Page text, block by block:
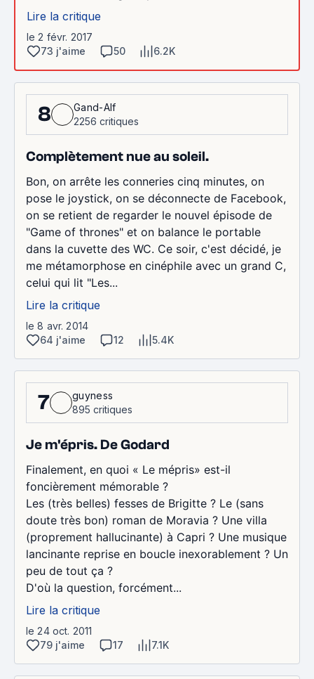
Lire la critique
le 2 févr. 2017
73 j'aime
50 6.2K
8
Gand-Alf
2256 critiques
Complètement nue au soleil.
Bon, on arrête les conneries cinq minutes, on
pose le joystick, on se déconnecte de Facebook,
on se retient de regarder le nouvel épisode de
"Game of thrones" et on balance le portable
dans la cuvette des WC. Ce soir, c'est décidé, je
me métamorphose en cinéphile avec un grand C,
celui qui lit "Les...
Lire la critique
le 8 avr. 2014
64 j'aime
12 5.4K
7
guyness
895 critiques
Je m'épris. De Godard
Finalement, en quoi « Le mépris» est-il
foncièrement mémorable ?
Les (très belles) fesses de Brigitte ? Le (sans
doute très bon) roman de Moravia ? Une villa
(proprement hallucinante) à Capri ? Une musique
lancinante reprise en boucle inexorablement ? Un
peu de tout ça ?
D'où la question, forcément...
Lire la critique
le 24 oct. 2011
79 j'aime
17 7.1K